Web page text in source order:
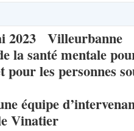
2023 Villeurbanne
la santé mentale
pour les personnes
équipe
Vinatier